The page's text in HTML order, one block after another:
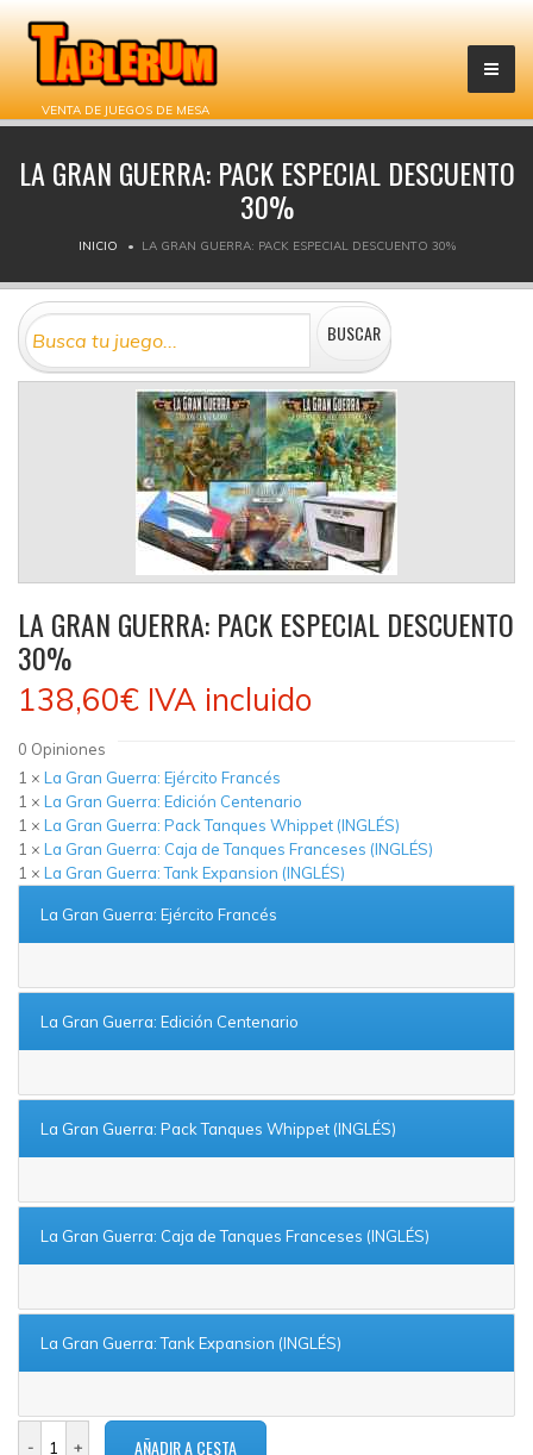
VENTA DE JUEGOS DE MESA
LA GRAN GUERRA: PACK ESPECIAL DESCUENTO
30%
INICIO LA GRAN GUERRA: PACK ESPECIAL DESCUENTO 30%
LA GRAN GUERRA: PACK ESPECIAL DESCUENTO
30%
138,60€ IVA incluido
0 Opiniones
1 × La Gran Guerra: Ejército Francés
1 × La Gran Guerra: Edición Centenario
1 × La Gran Guerra: Pack Tanques Whippet (INGLÉS)
1 × La Gran Guerra: Caja de Tanques Franceses (INGLÉS)
1 × La Gran Guerra: Tank Expansion (INGLÉS)
La Gran Guerra: Ejército Francés
La Gran Guerra: Edición Centenario
La Gran Guerra: Pack Tanques Whippet (INGLÉS)
La Gran Guerra: Caja de Tanques Franceses (INGLÉS)
La Gran Guerra: Tank Expansion (INGLÉS)